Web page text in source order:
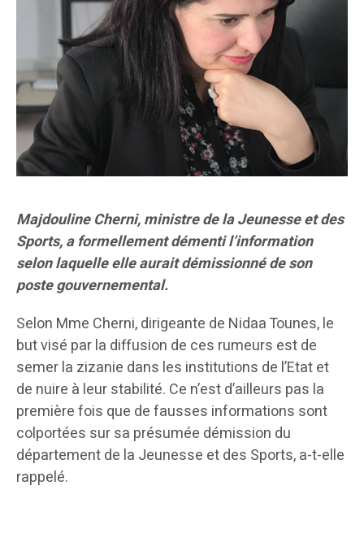
Majdouline Cherni, ministre de la Jeunesse et des
Sports, a formellement démenti l’information
selon laquelle elle aurait démissionné de son
poste gouvernemental.
Selon Mme Cherni, dirigeante de Nidaa Tounes, le
but visé par la diffusion de ces rumeurs est de
semer la zizanie dans les institutions de l’Etat et
de nuire à leur stabilité. Ce n’est d’ailleurs pas la
première fois que de fausses informations sont
colportées sur sa présumée démission du
département de la Jeunesse et des Sports, a-t-elle
rappelé.